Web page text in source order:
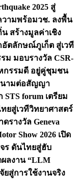
2025 สู่
วามพร้อมวช. ลงพื้น
สร้างมูลค่าเชิง
อัตลักษณ์ภูเก็ต สู่เวที
ม มอบรางวัล CSR-
กรรมดี อยู่คู่ชุมชน
นามต่อสัญญา
STS forum เตรียม
ทยสู่เวทีวิทยาศาสตร์
รางวัล Geneva
Show 2026 เปิด
ร ดันไทยสู่ฮับ
ลงาน “LLM
สู่การใช้งานจริง